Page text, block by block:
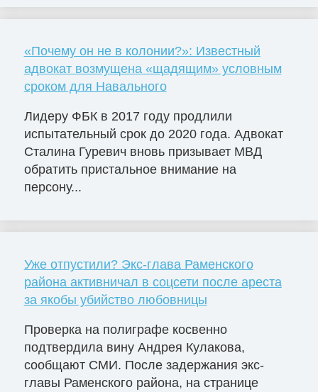
«Почему он не в колонии?»: Известный
адвокат возмущена «щадящим» условным
сроком для Навального
Лидеру ФБК в 2017 году продлили
испытательный срок до 2020 года. Адвокат
Сталина Гуревич вновь призывает МВД
обратить пристальное внимание на
персону...
Уже отпустили? Экс-глава Раменского
района активничал в соцсети после ареста
за якобы убийство любовницы
Проверка на полиграфе косвенно
подтвердила вину Андрея Кулакова,
сообщают СМИ. После задержания экс-
главы Раменского района, на странице